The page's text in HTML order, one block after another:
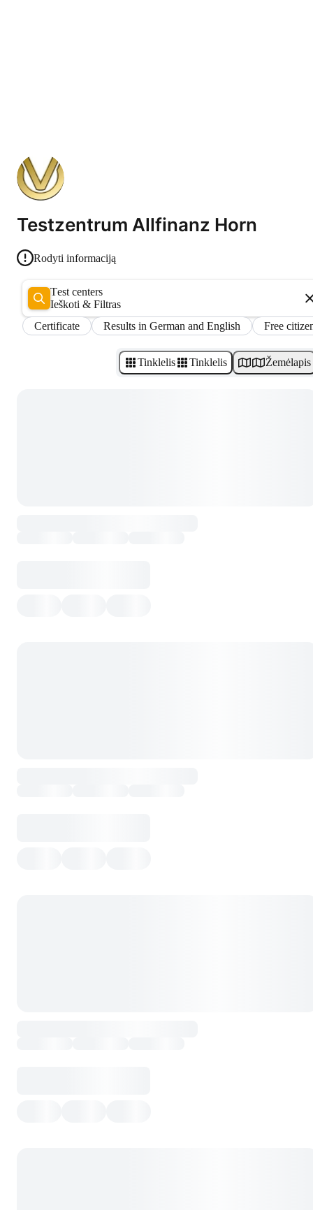
Testzentrum Allfinanz Horn
Rodyti informaciją
Test centers
Ieškoti & Filtras
Certificate
Results in German and English Free
Tinklelis Tinklelis Žemėlapis